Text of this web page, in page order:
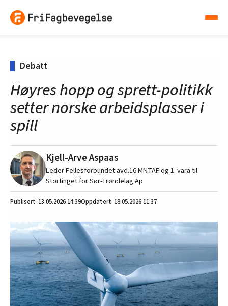
Debatt
Høyres hopp og sprett-politikk
setter norske arbeidsplasser i
spill
Kjell-Arve Aspaas
Leder Fellesforbundet avd.16 MNTAF og 1. vara til
Stortinget for Sør-Trøndelag Ap
13.05.2026 14:39 18.05.2026 11:37